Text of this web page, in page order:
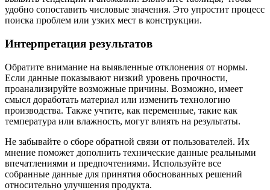
удобно сопоставить числовые значения. Это упростит процесс
поиска проблем или узких мест в конструкции.
Интерпретация результатов
Обратите внимание на выявленные отклонения от нормы.
Если данные показывают низкий уровень прочности,
проанализируйте возможные причины. Возможно, имеет
смысл доработать материал или изменить технологию
производства. Также учтите, как переменные, такие как
температура или влажность, могут влиять на результаты.
Не забывайте о сборе обратной связи от пользователей. Их
мнение поможет дополнить технические данные реальными
впечатлениями и предпочтениями. Используйте все
собранные данные для принятия обоснованных решений
относительно улучшения продукта.